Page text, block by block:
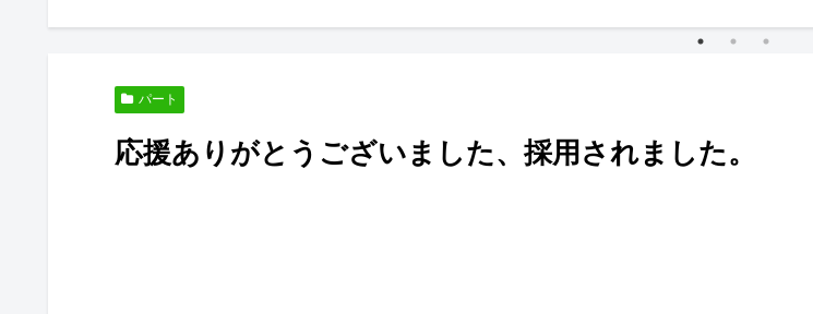
パート
応援ありがとうございました、採用されました。